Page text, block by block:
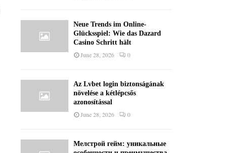
Neue Trends im Online-
Glücksspiel: Wie das Dazard
Casino Schritt hält
June 28, 2026 0
Az Lvbet login biztonságának
növelése a kétlépcsős
azonosítással
June 28, 2026 0
Мелстрой гейм: уникальные